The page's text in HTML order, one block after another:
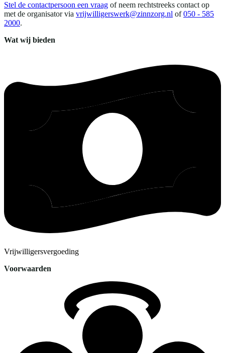
Stel de contactpersoon een vraag of neem rechtstreeks contact op
met de organisator via vrijwilligerswerk@zinnzorg.nl of 050 - 585
2000.
Wat wij bieden
Vrijwilligersvergoeding
Voorwaarden